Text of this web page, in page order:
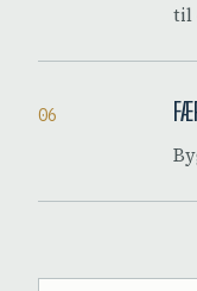
til
06